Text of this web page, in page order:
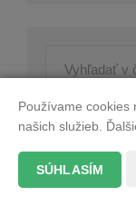
Štefan
Používame cookies
našich služieb.
SÚHLASÍM